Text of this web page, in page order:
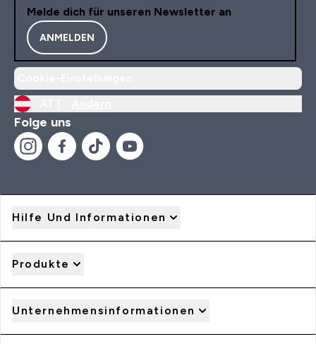
Melde dich für unseren Newsletter an
ANMELDEN
Folge uns
Hilfe Und Informationen
Produkte
Unternehmensinformationen